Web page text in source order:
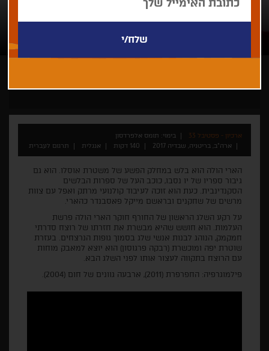
ארכיון - פסטיבל 33
בימוי: תומס אלפרדסון
ארה"ב, בריטניה, שבדיה 2017
140 דקות אנגלית תרגום לעברית
הארי הולה הוא בלש במחלק הפשע של משטרת אוסלו. הוא גם
גיבור ספריו של יו נסבו, כוכב העל של ספרות הבלשים
הסקנדינבית. כעת הוא זוכה לעיבוד קולנועי מרתק ואפל עם צוות
מרשים של שחקנים ובראשם מייקל פאסבנדר כהארי.
על רקע השלג הראשון של החורף חוקר הארי הולה פרשת
העלמות. הוא חושש שהיא מבשרת את חזרתו של רוצח סדרתי
חמקמק, הנוהג לבנות אנשי שלג בסמוך גופות הנרצחים. בעזרת
שוטרת יפה ומוכשרת (רבקה פרגוסון) הוא יוצא למאבק מוחות
עם הרוצח בתקווה לעצור אותו לפני השלג הבא.
פילמוגרפיה: החפרפרת (2011), ארבעה גוונים של חום (2004).